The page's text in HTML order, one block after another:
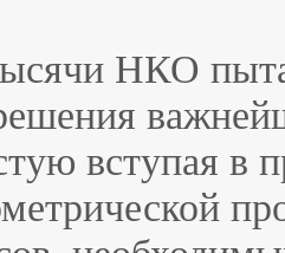
НКО
вступая в